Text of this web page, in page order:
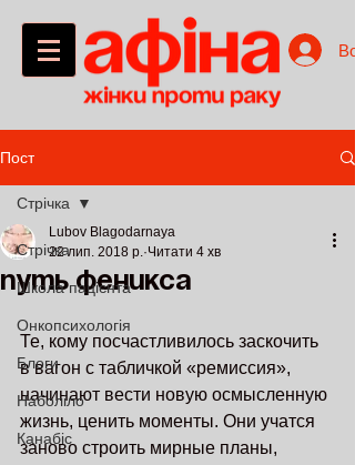
Пост
Стрічка
Школа пацієнта
Онкопсихологія
Блоги
Наболіло
Канабіс
Стрічка
ПУТЬ ФЕНИКСА
Lubov Blagodarnaya
22 лип. 2018 р. Читати 4 хв
Те, кому посчастливилось заскочить
в вагон с табличкой «ремиссия»,
начинают вести новую осмысленную
жизнь, ценить моменты. Они учатся
заново строить мирные планы,